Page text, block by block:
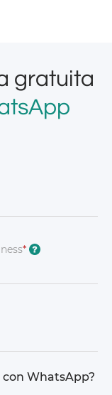
gratuita
* ?
WhatsApp?